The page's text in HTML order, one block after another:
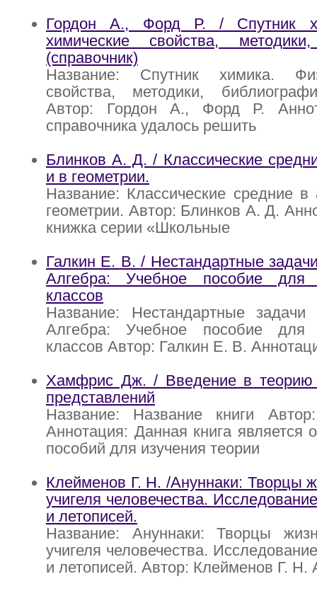
Гордон А., Форд Р. / Спутник
химические свойства,
(справочник)
Название: Спутник химика.
свойства, методики,
Автор: Гордон А., Форд Р.
справочника удалось решить
Блинков А. Д. / Классические
и в геометрии.
Название: Классические средние
геометрии. Автор: Блинков А. Д.
книжка серии «Школьные
Галкин Е. В. / Нестандартные
Алгебра: Учебное пособие для
классов
Название: Нестандартные задачи
Алгебра: Учебное пособие для
классов Автор: Галкин Е. В.
Хамфрис Дж. / Введение в теорию
представлений
Название: Название книги
Аннотация: Данная книга является
пособий для изучения теории
Клейменов Г. Н. /Ануннаки: Творцы
учигеля человечества.
и летописей.
Название: Ануннаки: Творцы
учигеля человечества.
и летописей. Автор: Клейменов Г. Н.